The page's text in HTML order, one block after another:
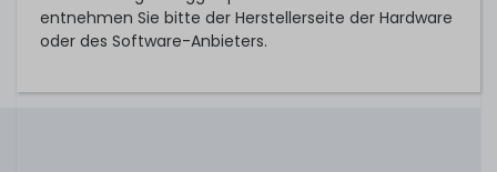
entnehmen Sie bitte der Herstellerseite der Hardware
oder des Software-Anbieters.